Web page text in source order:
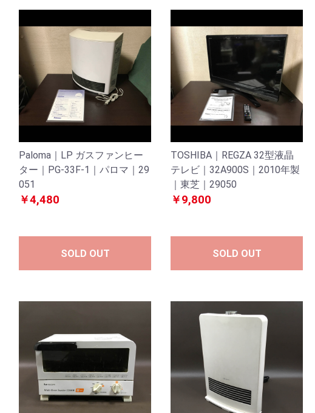
Paloma｜LP ガスファンヒー
ター｜PG-33F-1｜パロマ｜29
051
￥4,480
SOLD OUT
TOSHIBA｜REGZA 32型液晶
テレビ｜32A900S｜2010年製
｜東芝｜29050
￥9,800
SOLD OUT